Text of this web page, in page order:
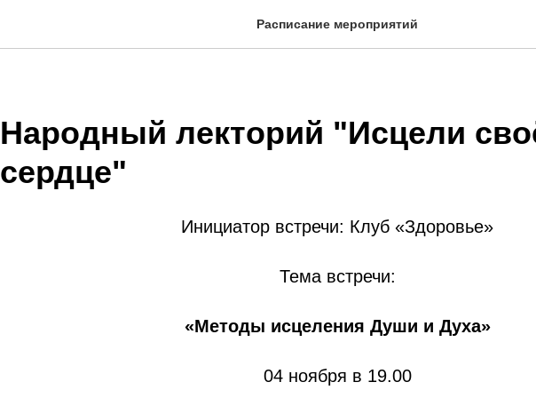
Расписание мероприятий
Народный лекторий "Исцели
сердце"
Инициатор встречи: Клуб «Здоровье»
Тема встречи:
«Методы исцеления Души и Духа»
04 ноября в 19.00